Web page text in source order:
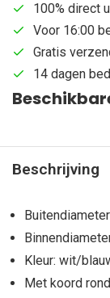
100% direct
Voor 16:00
Gratis
14 dagen
Beschrijving
Kleur: wit/
Met koord